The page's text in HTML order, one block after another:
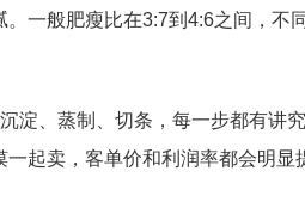
一般肥瘦比在3:7到4:6之间，不
淀、蒸制、切条，每一步都有讲
起卖，客单价和利润率都会明显